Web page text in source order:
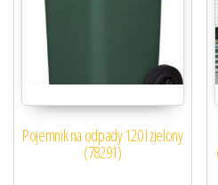
Pojemnik na odpady 120 l zielony
(78291)